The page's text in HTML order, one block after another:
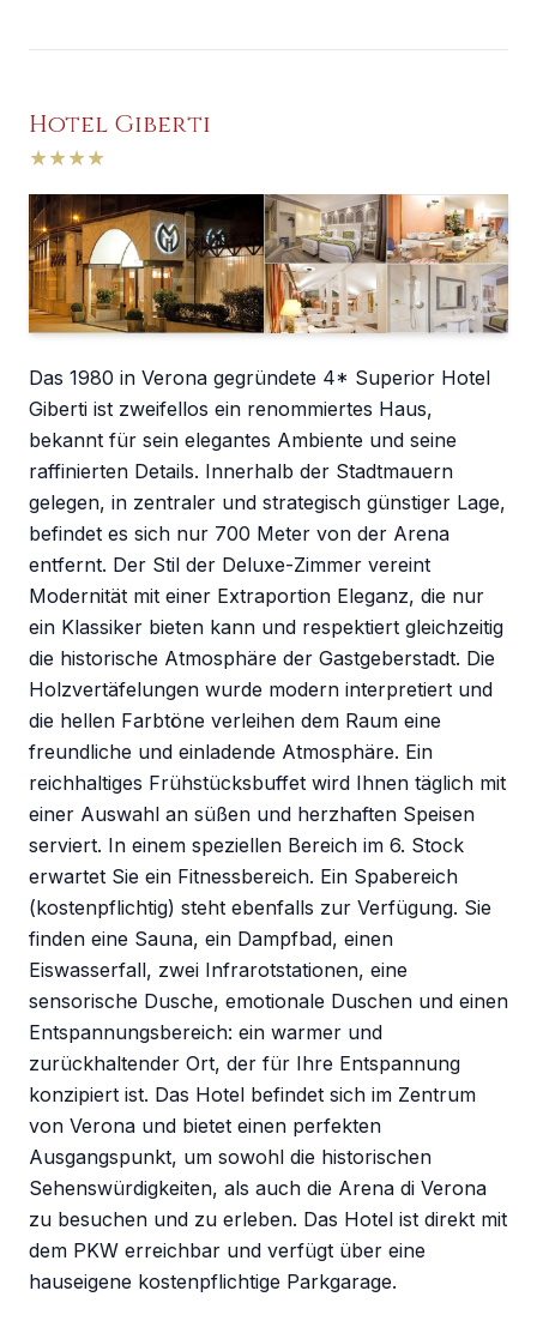
Hotel Giberti
★★★★
Das 1980 in Verona gegründete 4* Superior Hotel
Giberti ist zweifellos ein renommiertes Haus,
bekannt für sein elegantes Ambiente und seine
raffinierten Details. Innerhalb der Stadtmauern
gelegen, in zentraler und strategisch günstiger Lage,
befindet es sich nur 700 Meter von der Arena
entfernt. Der Stil der Deluxe-Zimmer vereint
Modernität mit einer Extraportion Eleganz, die nur
ein Klassiker bieten kann und respektiert gleichzeitig
die historische Atmosphäre der Gastgeberstadt. Die
Holzvertäfelungen wurde modern interpretiert und
die hellen Farbtöne verleihen dem Raum eine
freundliche und einladende Atmosphäre. Ein
reichhaltiges Frühstücksbuffet wird Ihnen täglich mit
einer Auswahl an süßen und herzhaften Speisen
serviert. In einem speziellen Bereich im 6. Stock
erwartet Sie ein Fitnessbereich. Ein Spabereich
(kostenpflichtig) steht ebenfalls zur Verfügung. Sie
finden eine Sauna, ein Dampfbad, einen
Eiswasserfall, zwei Infrarotstationen, eine
sensorische Dusche, emotionale Duschen und einen
Entspannungsbereich: ein warmer und
zurückhaltender Ort, der für Ihre Entspannung
konzipiert ist. Das Hotel befindet sich im Zentrum
von Verona und bietet einen perfekten
Ausgangspunkt, um sowohl die historischen
Sehenswürdigkeiten, als auch die Arena di Verona
zu besuchen und zu erleben. Das Hotel ist direkt mit
dem PKW erreichbar und verfügt über eine
hauseigene kostenpflichtige Parkgarage.